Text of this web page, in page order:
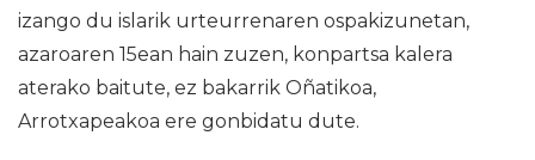
izango du islarik urteurrenaren ospakizunetan,
azaroaren 15ean hain zuzen, konpartsa kalera
aterako baitute, ez bakarrik Oñatikoa,
Arrotxapeakoa ere gonbidatu dute.